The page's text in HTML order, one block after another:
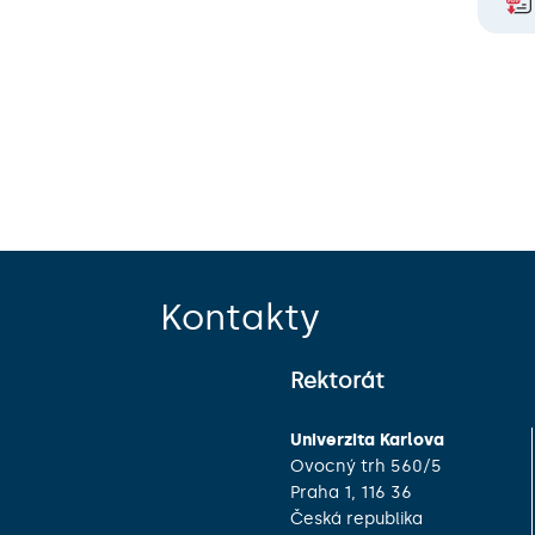
Kontakty
Rektorát
Univerzita Karlova
Ovocný trh 560/5
Praha 1, 116 36
Česká republika